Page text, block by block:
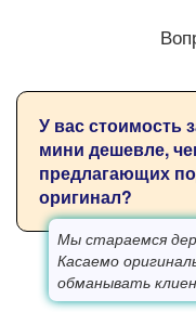
У вас стоимость
мини дешевле,
предлагающих
оригинал?
Мы стараемся
Касаемо
обманывать